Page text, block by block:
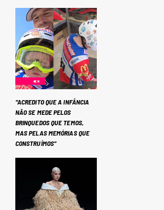
“ACREDITO QUE A INFÂNCIA
NÃO SE MEDE PELOS
BRINQUEDOS QUE TEMOS,
MAS PELAS MEMÓRIAS QUE
CONSTRUÍMOS”